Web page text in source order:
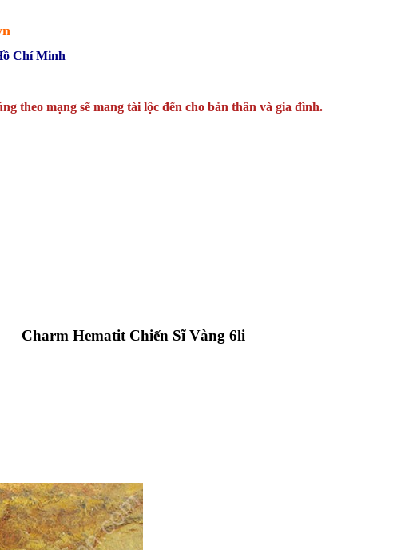
Chí Minh
theo mạng sẽ mang tài lộc đến cho bản thân và gia đình.
Charm Hematit Chiến Sĩ Vàng 6li